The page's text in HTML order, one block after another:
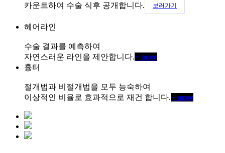
카운트하여 수술 식후 공개합니다.
보러가기
헤어라인
수술 결과를 예측하여
자연스러운 라인을 제안합니다.+ more
흉터
절개법과 비절개법을 모두 능숙하여
이상적인 비율로 효과적으로 재건 합니다.+ more